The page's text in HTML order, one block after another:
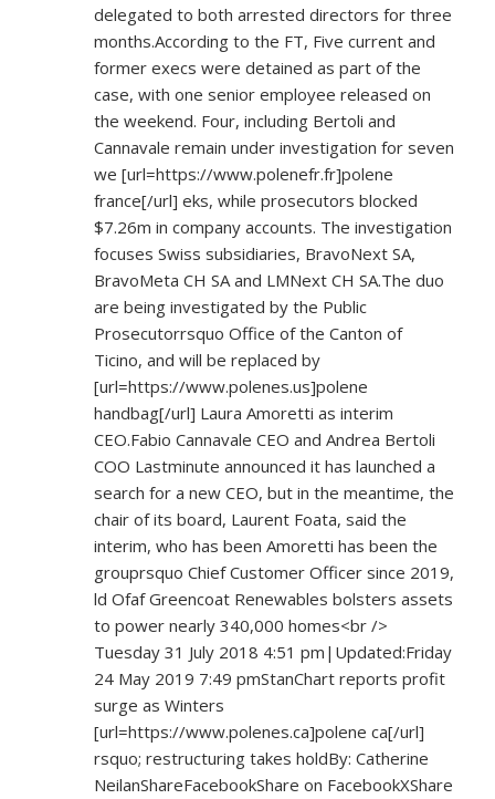
delegated to both arrested directors for three
months.According to the FT, Five current and
former execs were detained as part of the
case, with one senior employee released on
the weekend. Four, including Bertoli and
Cannavale remain under investigation for seven
we [url=https://www.polenefr.fr]polene
france[/url] eks, while prosecutors blocked
$7.26m in company accounts. The investigation
focuses Swiss subsidiaries, BravoNext SA,
BravoMeta CH SA and LMNext CH SA.The duo
are being investigated by the Public
Prosecutorrsquo Office of the Canton of
Ticino, and will be replaced by
[url=https://www.polenes.us]polene
handbag[/url] Laura Amoretti as interim
CEO.Fabio Cannavale CEO and Andrea Bertoli
COO Lastminute announced it has launched a
search for a new CEO, but in the meantime, the
chair of its board, Laurent Foata, said the
interim, who has been Amoretti has been the
grouprsquo Chief Customer Officer since 2019,
ld Ofaf Greencoat Renewables bolsters assets
to power nearly 340,000 homes<br />
Tuesday 31 July 2018 4:51 pm|Updated:Friday
24 May 2019 7:49 pmStanChart reports profit
surge as Winters
[url=https://www.polenes.ca]polene ca[/url]
rsquo; restructuring takes holdBy: Catherine
NeilanShareFacebookShare on FacebookXShare